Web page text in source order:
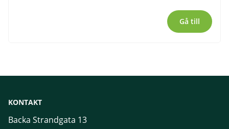
Gå till
KONTAKT
Backa Strandgata 13